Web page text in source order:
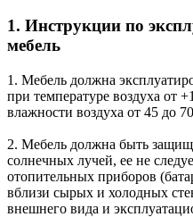
1. Инструкции по
мебель
1. Мебель должна
при температуре воздуха от
влажности воздуха от 45 до
2. Мебель должна быть
солнечных лучей, ее не
отопительных приборов
вблизи сырых и холодных
внешнего вида и